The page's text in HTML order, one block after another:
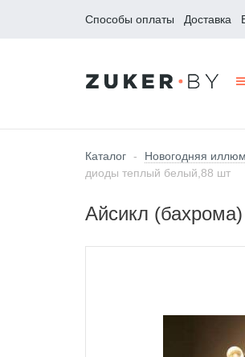
Способы оплаты Доставка
Каталог - Новогодняя
диоды теплый белый,88 шт
Айсикл